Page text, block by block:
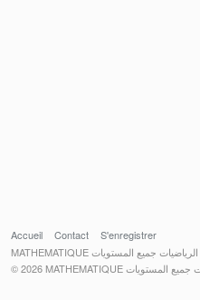
Accueil Contact
S'enregistrer